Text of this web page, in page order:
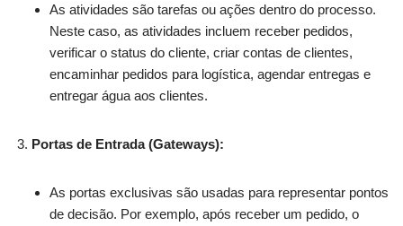
As atividades são tarefas ou ações dentro do processo.
Neste caso, as atividades incluem receber pedidos,
verificar o status do cliente, criar contas de clientes,
encaminhar pedidos para logística, agendar entregas e
entregar água aos clientes.
Portas de Entrada (Gateways):
As portas exclusivas são usadas para representar pontos
de decisão. Por exemplo, após receber um pedido, o